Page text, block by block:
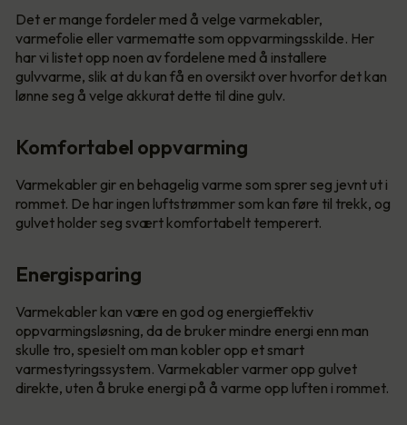
Det er mange fordeler med å velge varmekabler,
varmefolie eller varmematte som oppvarmingsskilde. Her
har vi listet opp noen av fordelene med å installere
gulvvarme, slik at du kan få en oversikt over hvorfor det kan
lønne seg å velge akkurat dette til dine gulv.
Komfortabel oppvarming
Varmekabler gir en behagelig varme som sprer seg jevnt ut i
rommet. De har ingen luftstrømmer som kan føre til trekk, og
gulvet holder seg svært komfortabelt temperert.
Energisparing
Varmekabler kan være en god og energieffektiv
oppvarmingsløsning, da de bruker mindre energi enn man
skulle tro, spesielt om man kobler opp et smart
varmestyringssystem. Varmekabler varmer opp gulvet
direkte, uten å bruke energi på å varme opp luften i rommet.